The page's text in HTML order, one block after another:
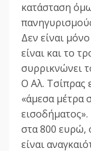
κατάσταση
Δεν είναι
είναι και το
συρρικνώνει
Ο Αλ. Τσίπρας
«άμεσα μέτρα
στα 800 ευρώ,
είναι